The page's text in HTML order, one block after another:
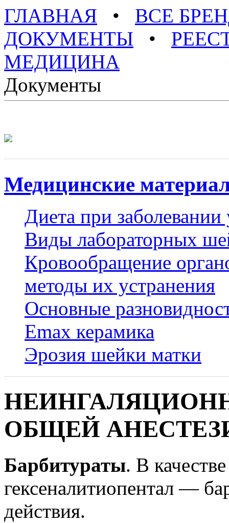
ГЛАВНАЯ • ВСЕ
ДОКУМЕНТЫ •
МЕДИЦИНА
Документы
Медицинские
Диета при
Виды лабораторных
Кровообращение
методы их устранения
Основные
Emax керамика
Эрозия шейки матки
ОБЩЕЙ
Барбитураты. В
гексеналитиопентал —
действия.